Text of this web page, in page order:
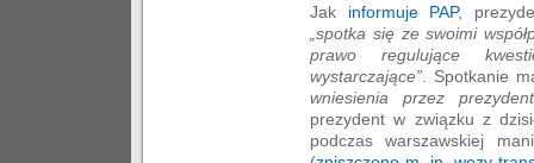
Jak informuje PAP,
„spotka się ze swoimi
prawo regulujące
wystarczające” . Spotkanie
wniesienia przez
prezydent w związku z
podczas warszawskiej